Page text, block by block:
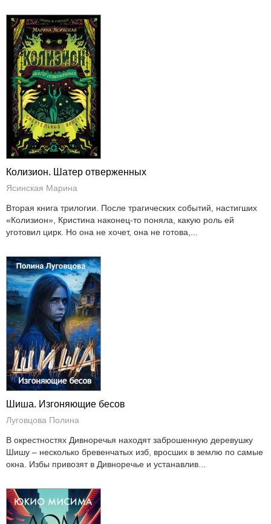
Колизион. Шатер отверженных
Ясинская Марина
Вторая книга трилогии. После трагических событий, настигших
«Колизион», Кристина наконец-то поняла, какую роль ей
уготовил цирк. Но она не хочет, она не готова,...
Шиша. Изгоняющие бесов
Луговцова Полина
В окрестностях Дивноречья находят заброшенную деревушку
Шишу – несколько бревенчатых изб, вросших в землю по самые
окна. Избы привозят в Дивноречье и устанавлив...